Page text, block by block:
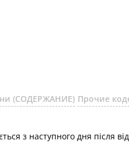
(СОДЕРЖАНИЕ) Прочие
з наступного дня після